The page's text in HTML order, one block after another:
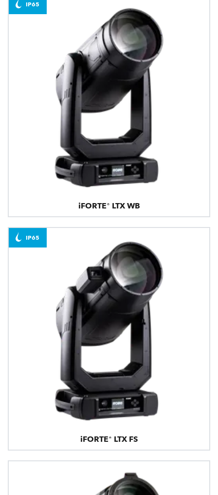
iFORTE® LTX WB
IP65
iFORTE® LTX FS
IP65